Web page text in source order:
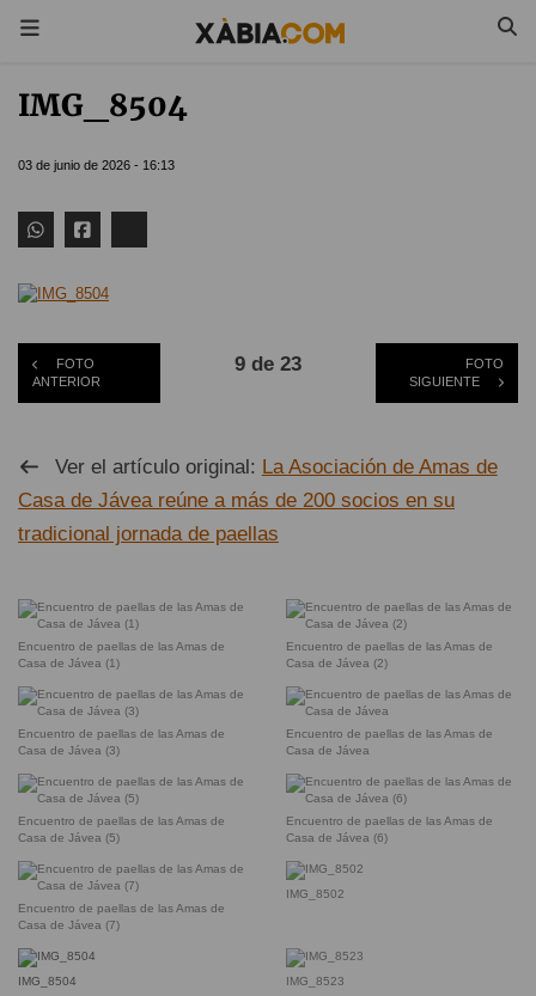
IMG_8504
03 de junio de 2026 - 16:13
FOTO
ANTERIOR
9 de 23
FOTO
SIGUIENTE
Ver el artículo original: La Asociación de Amas de
Casa de Jávea reúne a más de 200 socios en su
tradicional jornada de paellas
Encuentro de paellas de las Amas de
Casa de Jávea (1)
Encuentro de paellas de las Amas de
Casa de Jávea (2)
Encuentro de paellas de las Amas de
Casa de Jávea (3)
Encuentro de paellas de las Amas de
Casa de Jávea
Encuentro de paellas de las Amas de
Casa de Jávea (5)
Encuentro de paellas de las Amas de
Casa de Jávea (6)
Encuentro de paellas de las Amas de
Casa de Jávea (7)
IMG_8502
IMG_8504 IMG_8523